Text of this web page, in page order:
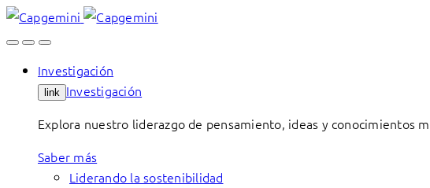
Skip
to
Investigación
link Investigación
Explora nuestro liderazgo de pensamiento, ideas y conocimientos
Saber más
Liderando la sostenibilidad